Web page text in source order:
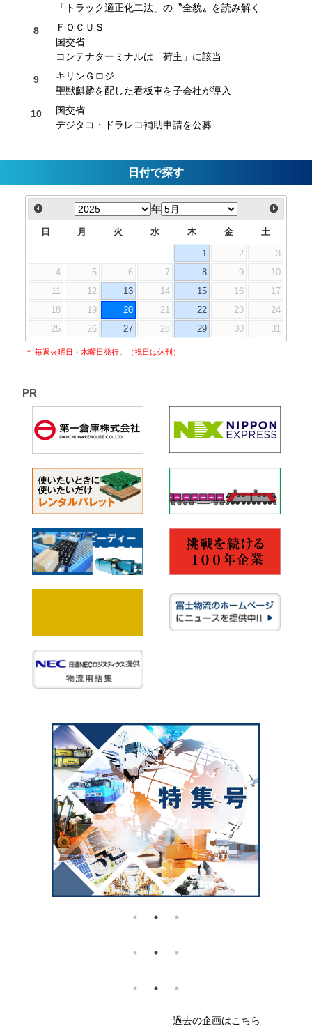
「トラック適正化二法」の〝全貌〟を読み解く
ＦＯＣＵＳ
国交省
コンテナターミナルは「荷主」に該当
キリンＧロジ
聖獣麒麟を配した看板車を子会社が導入
国交省
デジタコ・ドラレコ補助申請を公募
日付で探す
年
日 月 火 水 木 金 土
1 2
3
4
5 6 7 8 9
10
11
12 13 14 15 16
17
18
19 20 21 22 23
24
25
26 27 28 29 30 31
＊ 毎週火曜日・木曜日発行。（祝日は休刊）
過去の企画はこちら